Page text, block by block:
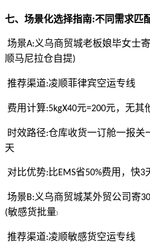
七、 场景化选择指南:不同需求匹
场景A:义乌商贸城老板娘毕女士寄
顺马尼拉仓自提)
推荐渠道:凌顺菲律宾空运专线
费用计算:5kgX40元=200元，无其
时效路径:仓库收货一订舱一报关
天
对比优势: 比EMS省50%费用，快3
场景B:义乌商贸城某外贸公司寄
(敏感货批量）
推荐渠道:凌顺敏感货空运专线